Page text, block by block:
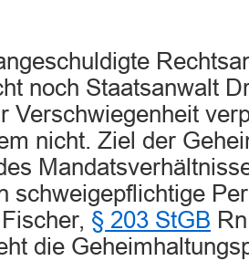
noch Staatsanwalt
Verschwiegenheit
nicht. Ziel der
schweigepflichtige
§ 203 StGB
die